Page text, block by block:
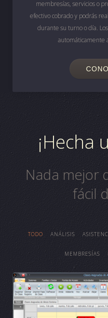
membresías, servicios o
efectivo cobrado y podrás
durante su turno o día.
automáticamente
¡Hecha
Nada mejor
fácil
TODO ANÁLISIS
MEMBRESÍAS